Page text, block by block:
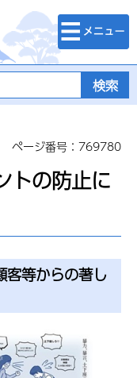
検索・メニュ
ー
ページ番号：769780
トの防止に
客等からの著し